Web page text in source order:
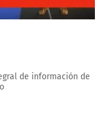
de información de